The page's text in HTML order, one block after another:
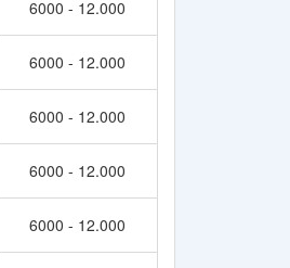
6000 - 12.000
6000 - 12.000
6000 - 12.000
6000 - 12.000
6000 - 12.000